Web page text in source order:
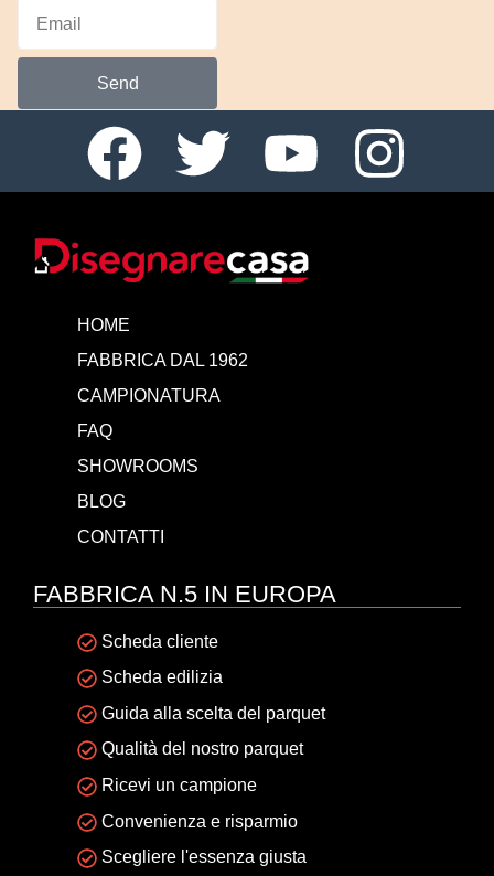
Send
HOME
FABBRICA DAL 1962
CAMPIONATURA
FAQ
SHOWROOMS
BLOG
CONTATTI
FABBRICA N.5 IN EUROPA
Scheda cliente
Scheda edilizia
Guida alla scelta del parquet
Qualità del nostro parquet
Ricevi un campione
Convenienza e risparmio
Scegliere l'essenza giusta